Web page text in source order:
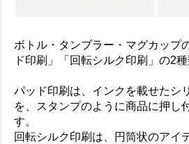
ボトル・タンブラー・マグカップ
ド印刷」「回転シルク印刷」の2種
パッド印刷は、インクを載せたシ
を、スタンプのように商品に押し
す。
回転シルク印刷は、円筒状のアイ